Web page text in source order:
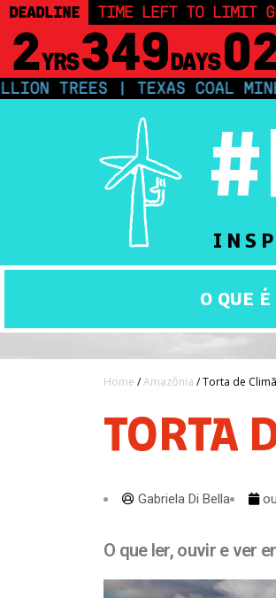
DEADLINE TIME LEFT TO LIMIT
2YRS349DAYS
| TEXAS COAL MINE WILL
O QUE
Home /Amazônia / Torta de
TORTA
Gabriela Di Bella
O que ler, ouvir e ver